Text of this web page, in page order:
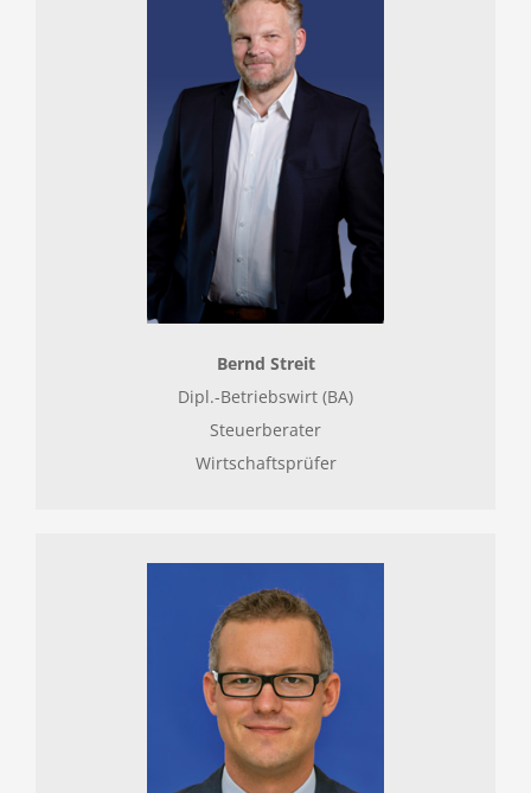
Bernd Streit
Dipl.-Betriebswirt (BA)
Steuerberater
Wirtschaftsprüfer